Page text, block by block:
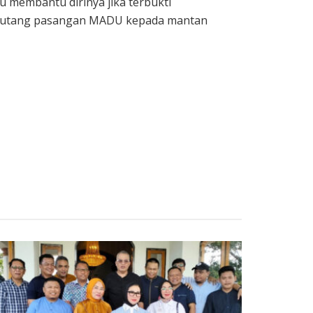
pasangan MADU kepada mantan